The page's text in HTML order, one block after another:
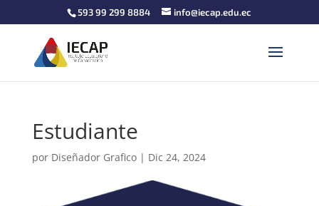
593 99 299 8884 info@iecap.edu.ec
Estudiante
por Diseñador Grafico| Dic 24, 2024